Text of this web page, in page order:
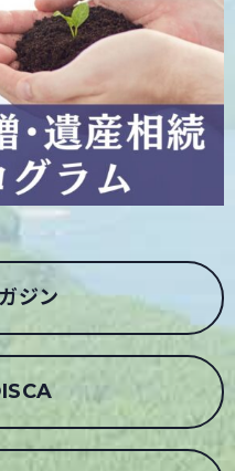
ジン